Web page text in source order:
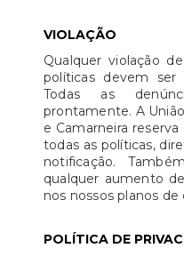
VIOLAÇÃO
Qualquer violação
políticas devem ser
Todas as
prontamente. A
e Camarneira
todas as políticas,
notificação.
qualquer aumento
nos nossos planos
POLÍTICA DE